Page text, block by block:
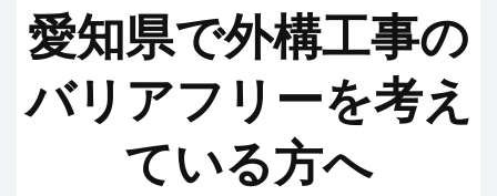
愛知県で外構工事の
バリアフリーを考え
ている方へ